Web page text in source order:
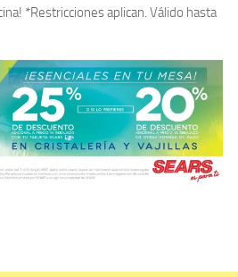
*Restricciones aplican. Válido hasta